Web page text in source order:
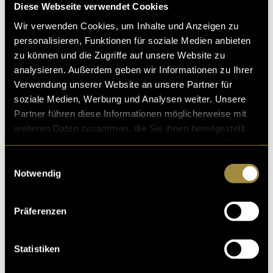
Diese Webseite verwendet Cookies
Wir verwenden Cookies, um Inhalte und Anzeigen zu
personalisieren, Funktionen für soziale Medien anbieten
zu können und die Zugriffe auf unsere Website zu
analysieren. Außerdem geben wir Informationen zu Ihrer
Verwendung unserer Website an unsere Partner für
soziale Medien, Werbung und Analysen weiter. Unsere
Partner führen diese Informationen möglicherweise mit
weiteren Daten zusammen, die Sie ihnen bereitgestellt
Notwendig
Präferenzen
Statistiken
Ein Vermächtnis für die Zukunft
Das Projekt hat zwar den halben Sommer in Anspruch
etwas schaffen, das künftigen MMP-Studierenden
einen Mehrwert bietet. Der neue Aufenthaltsraum ist